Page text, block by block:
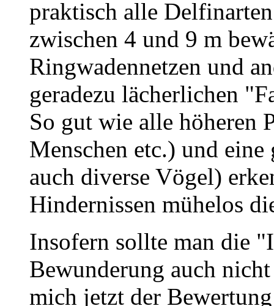
praktisch alle
zwischen 4 und 9 m
Ringwadennetzen und
geradezu lächerlichen
So gut wie alle höheren
Menschen etc.) und
auch diverse Vögel)
Hindernissen mühelos
Insofern sollte man die
Bewunderung auch
mich jetzt der